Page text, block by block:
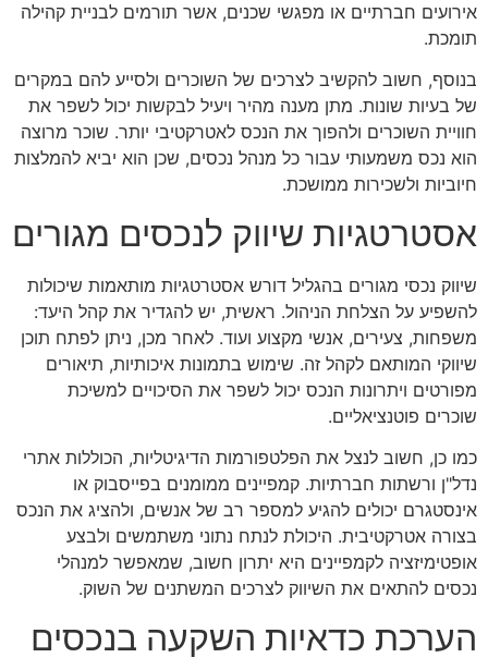
אירועים חברתיים או מפגשי שכנים, אשר תורמים לבניית קהילה
תומכת.
בנוסף, חשוב להקשיב לצרכים של השוכרים ולסייע להם במקרים
של בעיות שונות. מתן מענה מהיר ויעיל לבקשות יכול לשפר את
חוויית השוכרים ולהפוך את הנכס לאטרקטיבי יותר. שוכר מרוצה
הוא נכס משמעותי עבור כל מנהל נכסים, שכן הוא יביא להמלצות
חיוביות ולשכירות ממושכת.
אסטרטגיות שיווק לנכסים מגורים
שיווק נכסי מגורים בהגליל דורש אסטרטגיות מותאמות שיכולות
להשפיע על הצלחת הניהול. ראשית, יש להגדיר את קהל היעד:
משפחות, צעירים, אנשי מקצוע ועוד. לאחר מכן, ניתן לפתח תוכן
שיווקי המותאם לקהל זה. שימוש בתמונות איכותיות, תיאורים
מפורטים ויתרונות הנכס יכול לשפר את הסיכויים למשיכת
שוכרים פוטנציאליים.
כמו כן, חשוב לנצל את הפלטפורמות הדיגיטליות, הכוללות אתרי
נדל"ן ורשתות חברתיות. קמפיינים ממומנים בפייסבוק או
אינסטגרם יכולים להגיע למספר רב של אנשים, ולהציג את הנכס
בצורה אטרקטיבית. היכולת לנתח נתוני משתמשים ולבצע
אופטימיזציה לקמפיינים היא יתרון חשוב, שמאפשר למנהלי
נכסים להתאים את השיווק לצרכים המשתנים של השוק.
הערכת כדאיות השקעה בנכסים